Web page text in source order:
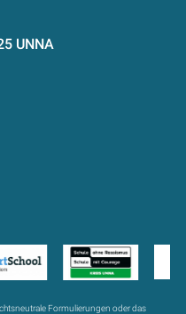
UNNA
Formulierungen oder das